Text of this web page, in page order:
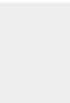
ビジネスは予算
げコストを下
た効率化が重要